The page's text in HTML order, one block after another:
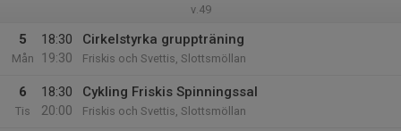
v.49
5
Mån
18:30
19:30
Cirkelstyrka gruppträning
Friskis och Svettis, Slottsmöllan
6
Tis
18:30
20:00
Cykling Friskis Spinningssal
Friskis och Svettis, Slottsmöllan